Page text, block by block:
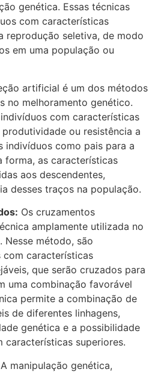
genética. Essas técnicas
com características
reprodução seletiva, de modo
em uma população ou
artificial é um dos métodos
no melhoramento genético.
com características
ou resistência a
indivíduos como pais para a
forma, as características
aos descendentes,
desses traços na população.
Os cruzamentos
amplamente utilizada no
Nesse método, são
com características
que serão cruzados para
uma combinação favorável
permite a combinação de
de diferentes linhagens,
genética e a possibilidade
superiores.
A manipulação genética,